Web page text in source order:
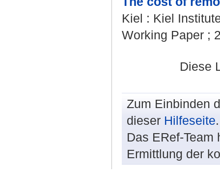
Kiel : Kiel
Working Paper ;
Diese
Zum Einbinden
dieser Hilfeseite.
Das ERef-
Ermittlung der